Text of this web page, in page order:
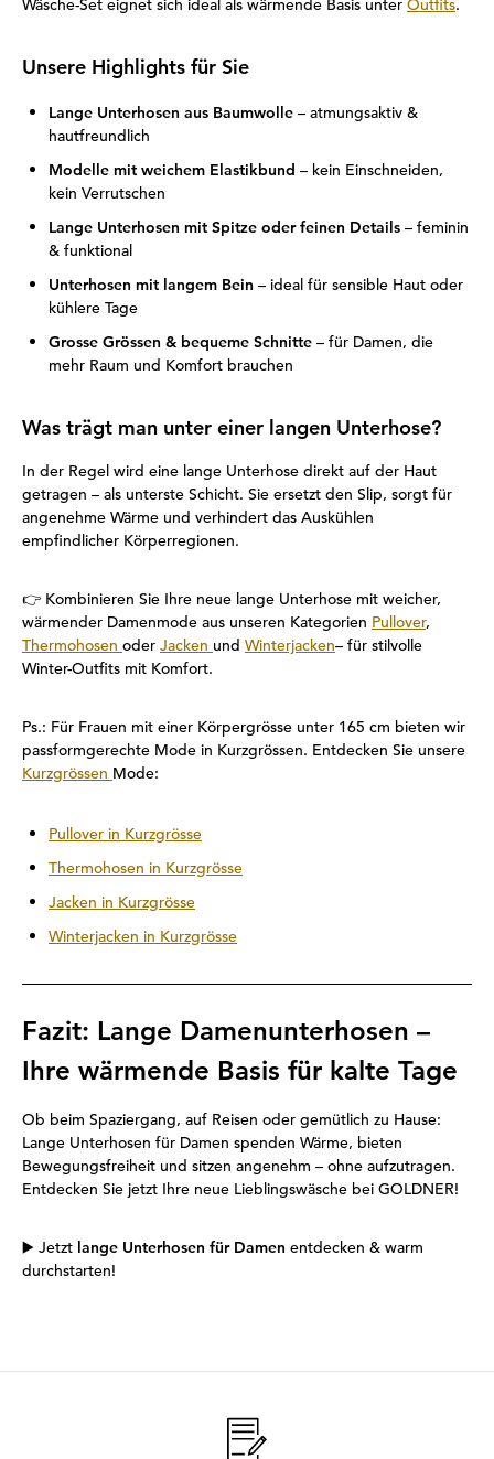
Wäsche-Set eignet sich ideal als wärmende Basis unter Outfits.
Unsere Highlights für Sie
Lange Unterhosen aus Baumwolle – atmungsaktiv &
hautfreundlich
Modelle mit weichem Elastikbund – kein Einschneiden,
kein Verrutschen
Lange Unterhosen mit Spitze oder feinen Details – feminin
& funktional
Unterhosen mit langem Bein – ideal für sensible Haut oder
kühlere Tage
Grosse Grössen & bequeme Schnitte – für Damen, die
mehr Raum und Komfort brauchen
Was trägt man unter einer langen Unterhose?
In der Regel wird eine lange Unterhose direkt auf der Haut
getragen – als unterste Schicht. Sie ersetzt den Slip, sorgt für
angenehme Wärme und verhindert das Auskühlen
empfindlicher Körperregionen.
👉 Kombinieren Sie Ihre neue lange Unterhose mit weicher,
wärmender Damenmode aus unseren Kategorien Pullover,
Thermohosen oder Jacken und Winterjacken– für stilvolle
Winter-Outfits mit Komfort.
Ps.: Für Frauen mit einer Körpergrösse unter 165 cm bieten wir
passformgerechte Mode in Kurzgrössen. Entdecken Sie unsere
Kurzgrössen Mode:
Pullover in Kurzgrösse
Thermohosen in Kurzgrösse
Jacken in Kurzgrösse
Winterjacken in Kurzgrösse
Fazit: Lange Damenunterhosen –
Ihre wärmende Basis für kalte Tage
Ob beim Spaziergang, auf Reisen oder gemütlich zu Hause:
Lange Unterhosen für Damen spenden Wärme, bieten
Bewegungsfreiheit und sitzen angenehm – ohne aufzutragen.
Entdecken Sie jetzt Ihre neue Lieblingswäsche bei GOLDNER!
▶️ Jetzt lange Unterhosen für Damen entdecken & warm
durchstarten!